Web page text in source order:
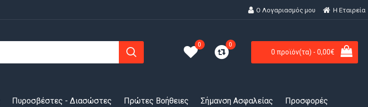
Ο Λογαριασμός μου H Εταιρεία
0 0
0 προϊόν(τα) - 0,00€
Πυροσβέστες - Διασώστες Πρώτες Βοήθειες Σήμανση Ασφαλείας Προσφορές